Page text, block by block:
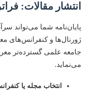
مقالات: فراتر از
شما می‌تواند
و کنفرانس‌های معتبر
علمی گسترده‌تر معرفی
انتخاب مجله یا کنفرانس